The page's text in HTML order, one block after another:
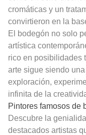
cromáticas y un
convirtieron en la
El bodegón no solo
artística
rico en posibilidades
arte sigue siendo
exploración,
infinita de la
Pintores famosos de
Descubre la
destacados artistas